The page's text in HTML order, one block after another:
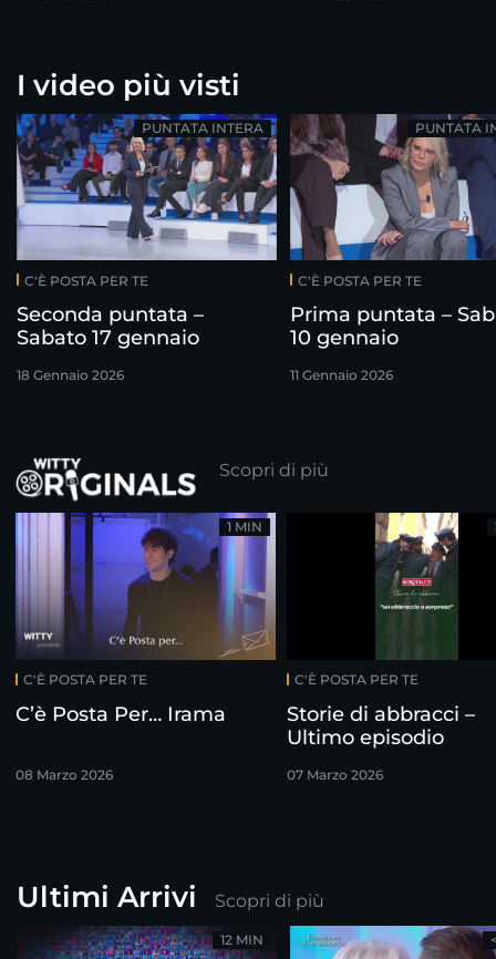
I video più visti
C'È POSTA PER TE
Seconda puntata –
Sabato 17 gennaio
18 Gennaio 2026
PUNTATA INTERA
C'È POSTA PER TE
Prima puntata –
10 gennaio
11 Gennaio 2026
PUNTATA
Scopri di più
C'È POSTA PER TE
C’è Posta Per… Irama
08 Marzo 2026
1 MIN
C'È POSTA PER TE
Storie di abbracci –
Ultimo episodio
07 Marzo 2026
Ultimi Arrivi Scopri di più
12 MIN